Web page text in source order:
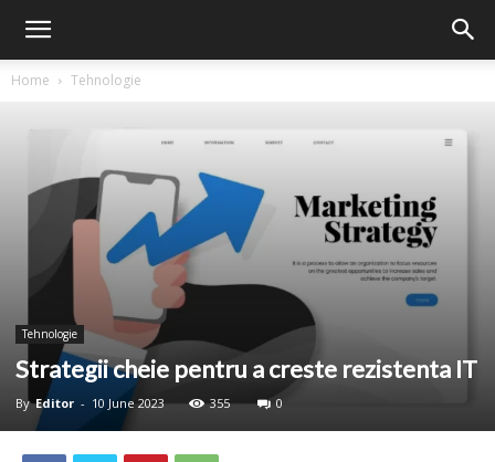
Home Tehnologie
Tehnologie
Strategii cheie pentru a creste rezistenta IT
By Editor - 10 June 2023 355 0